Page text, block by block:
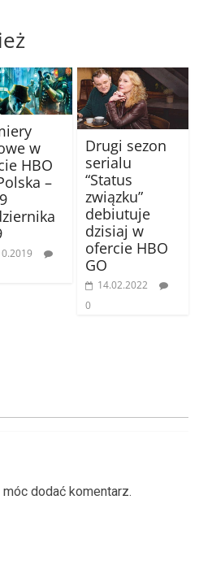
w
HBO
–
Drugi sezon
serialu
“Status
związku”
debiutuje
dzisiaj w
ofercie HBO
GO
14.02.2022
0
móc dodać komentarz.